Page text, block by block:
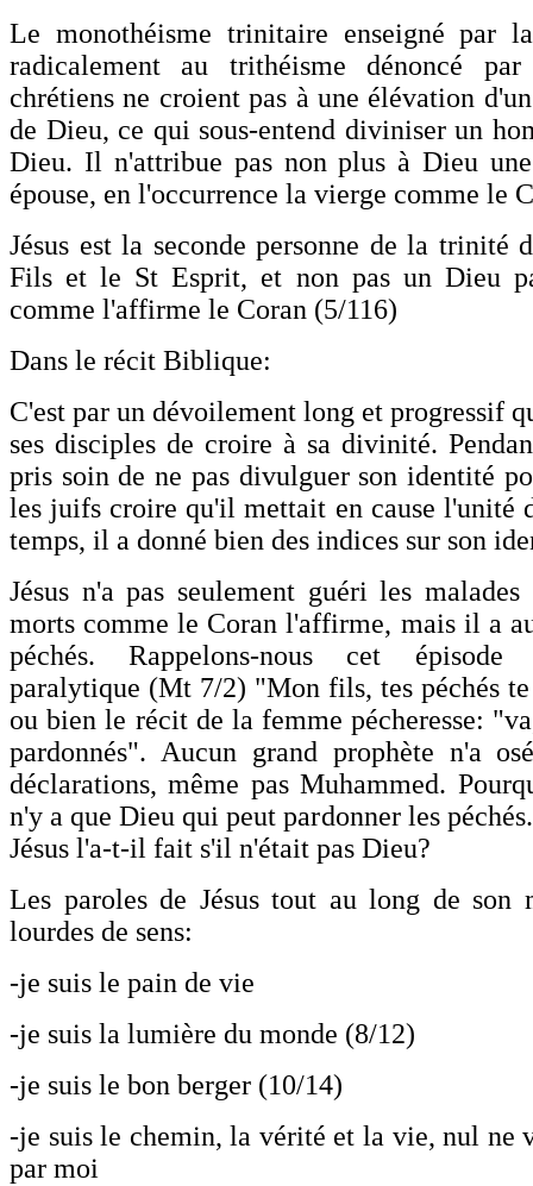
Le monothéisme trinitaire enseigné par
radicalement au trithéisme dénoncé
chrétiens ne croient pas à une élévation
de Dieu, ce qui sous-entend diviniser un
Dieu. Il n'attribue pas non plus à Dieu
épouse, en l'occurrence la vierge comme le
Jésus est la seconde personne de la trinité
Fils et le St Esprit, et non pas un Dieu
comme l'affirme le Coran (5/116)
Dans le récit Biblique:
C'est par un dévoilement long et progressif
ses disciples de croire à sa divinité.
pris soin de ne pas divulguer son identité
les juifs croire qu'il mettait en cause l'unité
temps, il a donné bien des indices sur son
Jésus n'a pas seulement guéri les
morts comme le Coran l'affirme, mais il a
péchés. Rappelons-nous cet
paralytique (Mt 7/2) "Mon fils, tes péchés te
ou bien le récit de la femme pécheresse:
pardonnés". Aucun grand prophète n'a
déclarations, même pas Muhammed.
n'y a que Dieu qui peut pardonner les
Jésus l'a-t-il fait s'il n'était pas Dieu?
Les paroles de Jésus tout au long de son
lourdes de sens:
-je suis le pain de vie
-je suis la lumière du monde (8/12)
-je suis le bon berger (10/14)
-je suis le chemin, la vérité et la vie, nul ne
par moi